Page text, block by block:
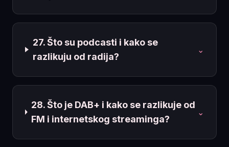
27. Što su podcasti i kako se
razlikuju od radija?
⌄
28. Što je DAB+ i kako se razlikuje od
FM i internetskog streaminga?
⌄